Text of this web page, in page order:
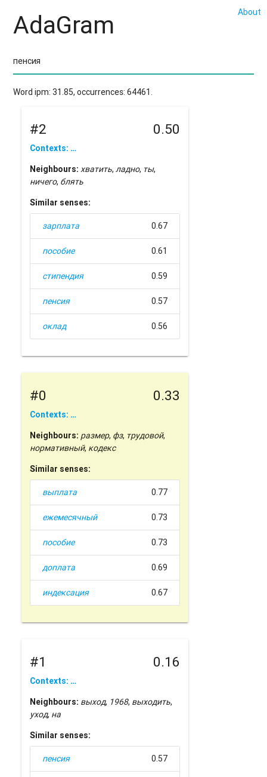
About
AdaGram
Word ipm: 31.85, occurrences: 64461.
#2 0.50
Contexts: …
Neighbours: хватить,ладно, ты,
ничего, блять
Similar senses:
зарплата 0.67
пособие 0.61
стипендия 0.59
пенсия 0.57
оклад 0.56
#0 0.33
Contexts: …
Neighbours: размер, фз, трудовой,
нормативный, кодекс
Similar senses:
выплата 0.77
ежемесячный 0.73
пособие 0.73
доплата 0.69
индексация 0.67
#1 0.16
Contexts: …
Neighbours: выход, 1968, выходить,
уход, на
Similar senses:
пенсия 0.57